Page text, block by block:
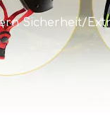
Sicherheit/